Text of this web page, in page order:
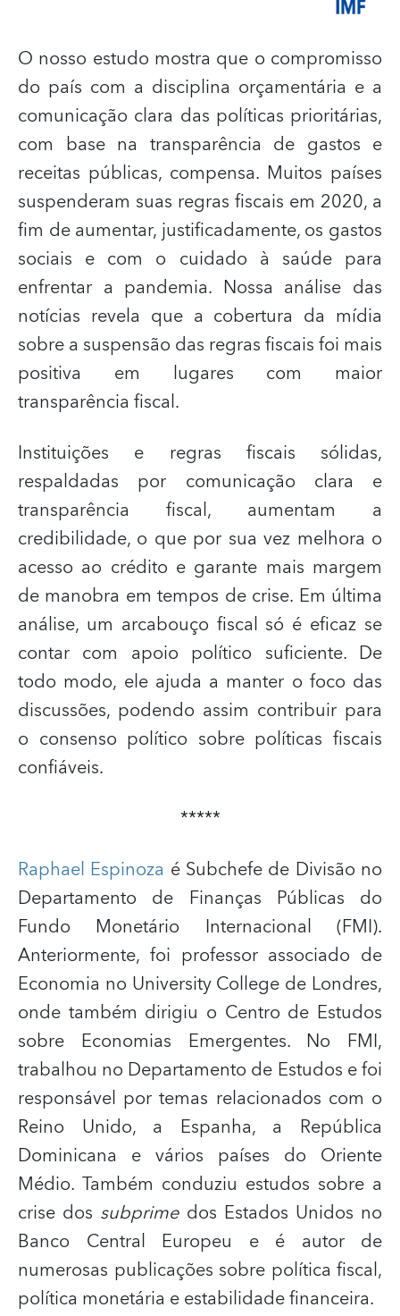
O nosso estudo mostra que o compromisso
do país com a disciplina orçamentária e a
comunicação clara das políticas prioritárias,
com base na transparência de gastos e
receitas públicas, compensa. Muitos países
suspenderam suas regras fiscais em 2020, a
fim de aumentar, justificadamente, os gastos
sociais e com o cuidado à saúde para
enfrentar a pandemia. Nossa análise das
notícias revela que a cobertura da mídia
sobre a suspensão das regras fiscais foi mais
positiva em lugares com maior
transparência fiscal.
Instituições e regras fiscais sólidas,
respaldadas por comunicação clara e
transparência fiscal, aumentam a
credibilidade, o que por sua vez melhora o
acesso ao crédito e garante mais margem
de manobra em tempos de crise. Em última
análise, um arcabouço fiscal só é eficaz se
contar com apoio político suficiente. De
todo modo, ele ajuda a manter o foco das
discussões, podendo assim contribuir para
o consenso político sobre políticas fiscais
confiáveis.
*****
Raphael Espinoza é Subchefe de Divisão no
Departamento de Finanças Públicas do
Fundo Monetário Internacional (FMI).
Anteriormente, foi professor associado de
Economia no University College de Londres,
onde também dirigiu o Centro de Estudos
sobre Economias Emergentes. No FMI,
trabalhou no Departamento de Estudos e foi
responsável por temas relacionados com o
Reino Unido, a Espanha, a República
Dominicana e vários países do Oriente
Médio. Também conduziu estudos sobre a
crise dos subprimedos Estados Unidos no
Banco Central Europeu e é autor de
numerosas publicações sobre política fiscal,
política monetária e estabilidade financeira.